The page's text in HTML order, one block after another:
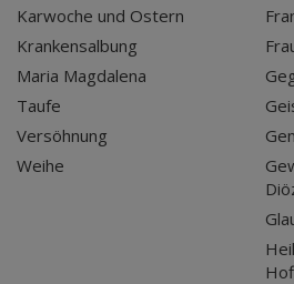
Karwoche und Ostern
Krankensalbung
Maria Magdalena
Taufe
Versöhnung
Weihe